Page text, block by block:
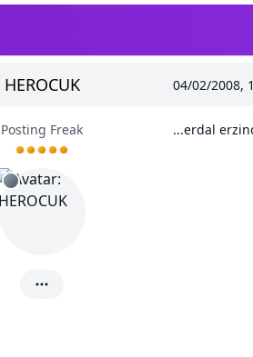
videoları...(iyi seyirler canlar)
HEROCUK 04/02/2008,
Posting Freak ...erdal